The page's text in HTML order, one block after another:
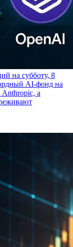
на субботу, 8
AI-фонд на
Anthropic, а